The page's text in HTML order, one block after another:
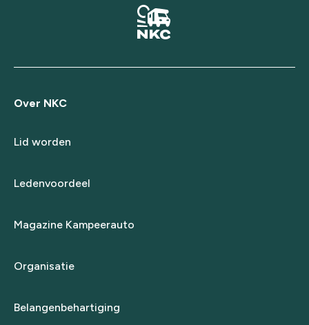
Over NKC
Lid worden
Ledenvoordeel
Magazine Kampeerauto
Organisatie
Belangenbehartiging